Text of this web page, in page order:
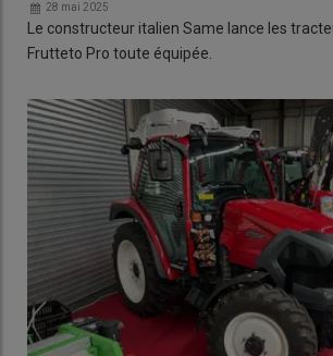
28 mai 2025
Le constructeur italien Same lance les
Frutteto Pro toute équipée.